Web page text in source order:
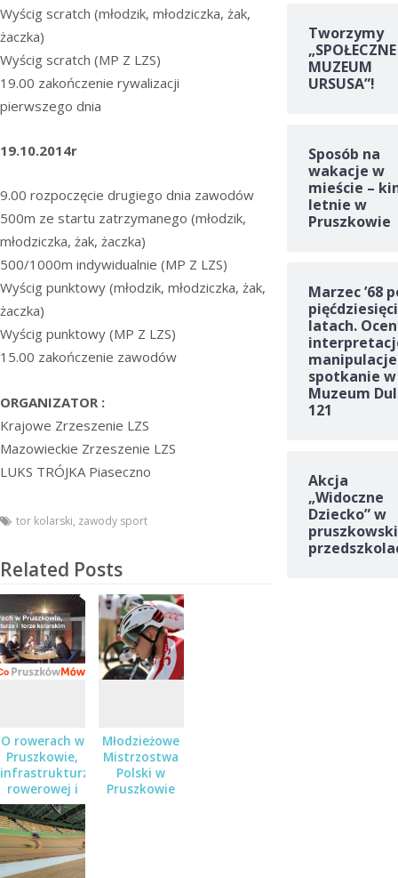
Wyścig scratch (młodzik, młodziczka, żak,
żaczka)
Wyścig scratch (MP Z LZS)
19.00 zakończenie rywalizacji
pierwszego dnia
19.10.2014r
9.00 rozpoczęcie drugiego dnia zawodów
500m ze startu zatrzymanego (młodzik,
młodziczka, żak, żaczka)
500/1000m indywidualnie (MP Z LZS)
Wyścig punktowy (młodzik, młodziczka, żak,
żaczka)
Wyścig punktowy (MP Z LZS)
15.00 zakończenie zawodów
ORGANIZATOR :
Krajowe Zrzeszenie LZS
Mazowieckie Zrzeszenie LZS
LUKS TRÓJKA Piaseczno
tor kolarski, zawody sport
Related Posts
O rowerach w
Pruszkowie,
infrastrukturze
rowerowej i
torze
kolarskim –
Audycja „Co
Pruszków
Mówi”
Młodzieżowe
Mistrzostwa
Polski w
Pruszkowie
Tworzymy
„SPOŁECZNE
MUZEUM
URSUSA”!
Sposób na
wakacje w
mieście –
letnie w
Pruszkowie
Marzec ’68
latach.
spotkanie w
Muzeum
121
Akcja
„Widoczne
Dziecko” w